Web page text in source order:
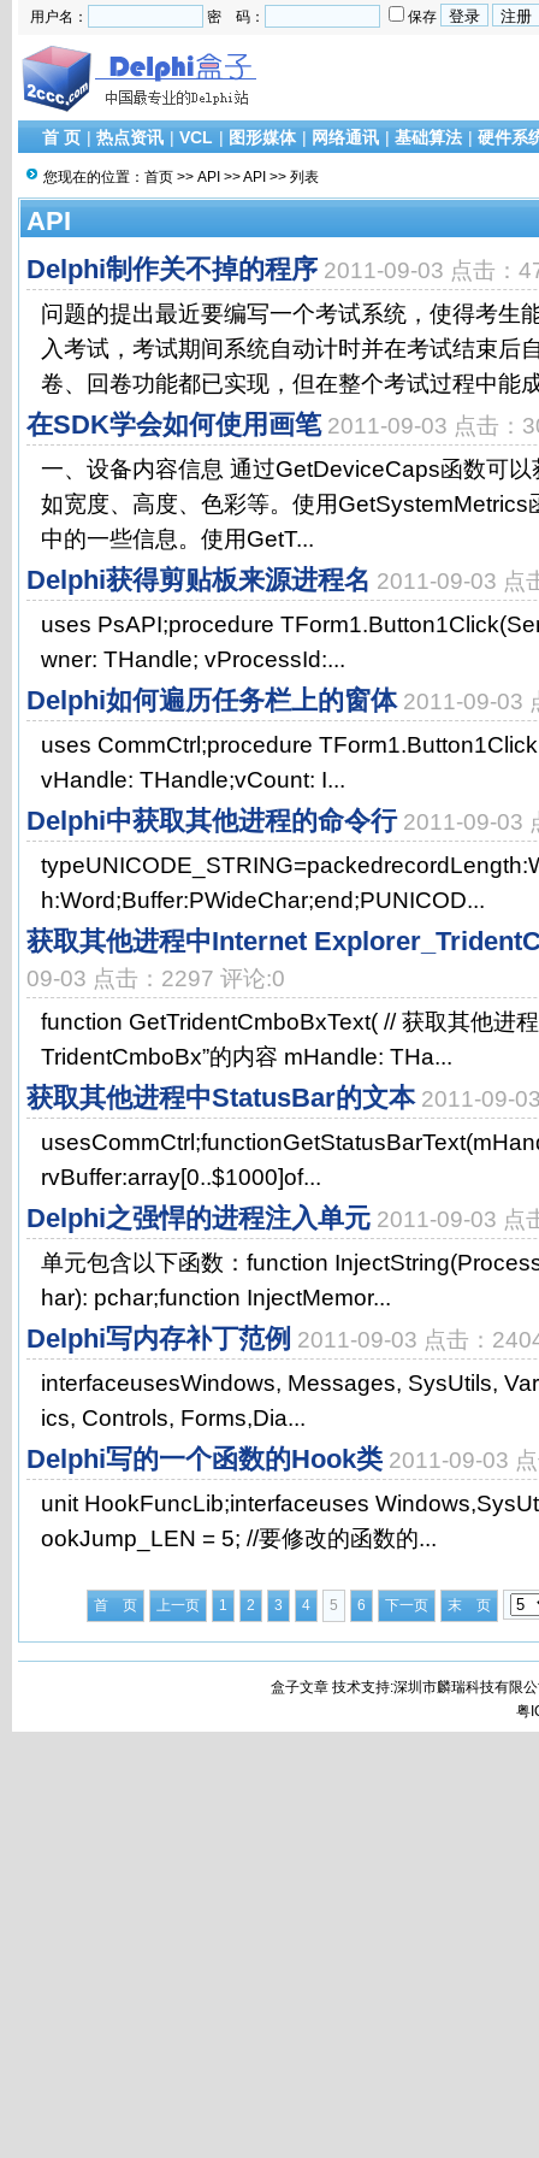
用户名： 密 码： 保存
首 页 | 热点资讯 | VCL | 图形媒体 | 网络通讯 | 基础算法 | 硬件系
您现在的位置： 首页 >> API >>API >> 列表
API
Delphi制作关不掉的程序 2011-09-03 点击：
问题的提出最近要编写一个考试系统，使得考生
入考试，考试期间系统自动计时并在考试结束后
卷、回卷功能都已实现，但在整个考试过程中能
在SDK学会如何使用画笔 2011-09-03 点击：
一、设备内容信息 通过GetDeviceCaps函数可
如宽度、高度、色彩等。使用GetSystemMetrics
中的一些信息。使用GetT...
Delphi获得剪贴板来源进程名 2011-09-03 点
uses PsAPI;procedure
wner: THandle; vProcessId:...
Delphi如何遍历任务栏上的窗体 2011-09-03
uses CommCtrl;procedure
vHandle: THandle;vCount: I...
Delphi中获取其他进程的命令行 2011-09-03
h:Word;Buffer:PWideChar;end;PUNICOD...
获取其他进程中Internet
09-03 点击：2297 评论:0
function GetTridentCmboBxText( // 获取其他进
TridentCmboBx”的内容 mHandle: THa...
获取其他进程中StatusBar的文本 2011-09-
rvBuffer:array[0..$1000]of...
Delphi之强悍的进程注入单元 2011-09-03 点
单元包含以下函数：function
har): pchar;function InjectMemor...
Delphi写内存补丁范例 2011-09-03 点击：
interfaceusesWindows, Messages, SysUtils,
ics, Controls, Forms,Dia...
Delphi写的一个函数的Hook类 2011-09-03
unit HookFuncLib;interfaceuses
ookJump_LEN = 5; //要修改的函数的...
首 页 上一页 1 2 3 4 5 6 下一页 末 页
盒子文章 技术支持:深圳市麟瑞科技有限
粤